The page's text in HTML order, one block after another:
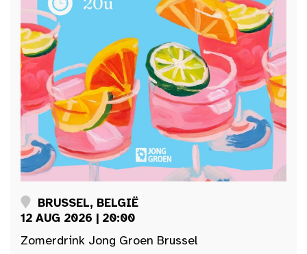
BRUSSEL, BELGIË
12 AUG 2026 | 20:00
Zomerdrink Jong Groen Brussel